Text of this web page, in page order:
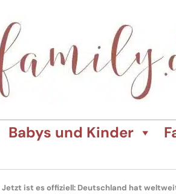
Babys und Kinder
Jetzt ist es offiziell: Deutschland hat